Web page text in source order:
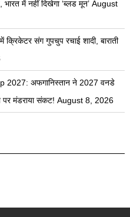
में नहीं दिखेगा ‘ब्लड मून’ August
क्रिकेटर संग गुपचुप रचाई शादी, बाराती
अफगानिस्तान ने 2027 वनडे
पर मंडराया संकट! August 8, 2026